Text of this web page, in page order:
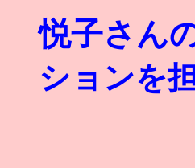
悦子さん
ションを